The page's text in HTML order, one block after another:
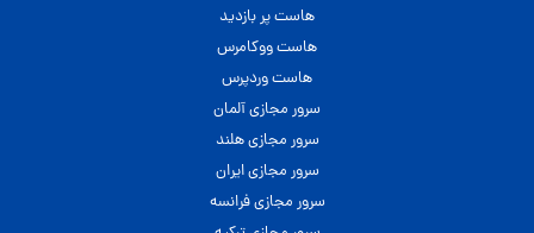
هاست پر بازدید
هاست ووکامرس
هاست وردپرس
سرور مجازی آلمان
سرور مجازی هلند
سرور مجازی ایران
سرور مجازی فرانسه